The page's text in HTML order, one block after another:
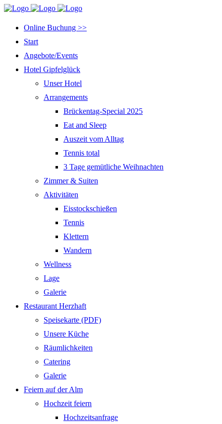
Online Buchung >>
Start
Angebote/Events
Hotel Gipfelglück
Unser Hotel
Arrangements
Brückentag-Special 2025
Eat and Sleep
Auszeit vom Alltag
Tennis total
3 Tage gemütliche Weihnachten
Zimmer & Suiten
Aktivitäten
Eisstockschießen
Tennis
Klettern
Wandern
Wellness
Lage
Galerie
Restaurant Herzhaft
Speisekarte (PDF)
Unsere Küche
Räumlichkeiten
Catering
Galerie
Feiern auf der Alm
Hochzeit feiern
Hochzeitsanfrage